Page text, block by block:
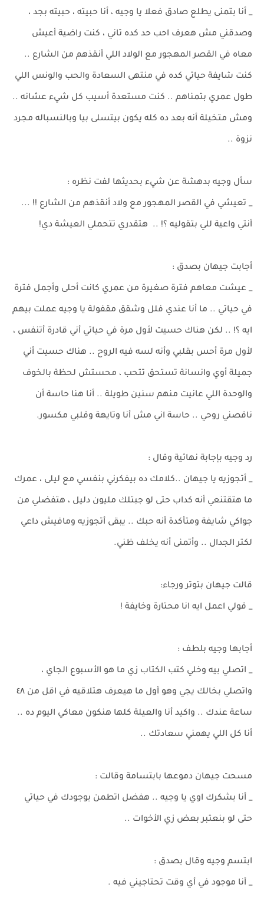
_ أنا بتمنى يطلع صادق فعلا يا وجيه ، أنا حبيته ، حبيته بجد ،
وصدقني مش هعرف احب حد كده تاني ، كنت راضية أعيش
معاه في القصر المهجور مع الولاد اللي أنقذهم من الشارع ..
كنت شايفة حياتي كده في منتهى السعادة والحب والونس اللي
طول عمري بتمناهم .. كنت مستعدة أسيب كل شيء عشانه ..
ومش متخيلة أنه بعد ده كله يكون بيتسلى بيا وبالنسباله مجرد
نزوة ..
سأل وجيه بدهشة عن شيء بحديثها لفت نظره :
_ تعيشي في القصر المهجور مع ولاد أنقذهم من الشارع !! ...
أنتي واعية للي بتقوليه ؟! .. هتقدري تتحملي العيشة دي!
أجابت جيهان بصدق :
_ عيشت معاهم فترة صغيرة من عمري كانت أحلى وأجمل فترة
في حياتي .. ما أنا عندي فلل وشقق مقفولة يا وجيه عملت بيهم
ايه ؟! .. لكن هناك حسيت لأول مرة في حياتي أني قادرة أتنفس ،
لأول مرة أحس بقلبي وأنه لسه فيه الروح .. هناك حسيت أني
جميلة أوي وانسانة تستحق تتحب ، محستش لحظة بالخوف
والوحدة اللي عانيت منهم سنين طويلة .. أنا هنا حاسة أن
ناقصني روحي .. حاسة اني مش أنا وتايهة وقلبي مكسور.
رد وجيه بإجابة نهائية وقال :
_ أتجوزيه يا جيهان ..كلامك ده بيفكرني بنفسي مع ليلى ، عمرك
ما هتقتنعي أنه كداب حتى لو جبتلك مليون دليل ، هتفضلي من
جواكي شايفة ومتأكدة أنه حبك .. يبقى أتجوزيه ومافيش داعي
لكتر الجدال .. وأتمنى أنه يخلف ظني.
قالت جيهان بتوتر ورجاء:
_ قولي اعمل ايه انا محتارة وخايفة !
أجابها وجيه بلطف :
_ اتصلي بيه وخلي كتب الكتاب زي ما هو الأسبوع الجاي ،
واتصلي بخالك يجي وهو أول ما هيعرف هتلاقيه في اقل من ٤٨
ساعة عندك .. واكيد أنا والعيلة كلها هنكون معاكي اليوم ده ..
أنا كل اللي يهمني سعادتك ..
مسحت جيهان دموعها بابتسامة وقالت :
_ أنا بشكرك اوي يا وجيه .. هفضل اتطمن بوجودك في حياتي
حتى لو بنعتبر بعض زي الأخوات ..
ابتسم وجيه وقال بصدق :
_ أنا موجود في أي وقت تحتاجيني فيه .